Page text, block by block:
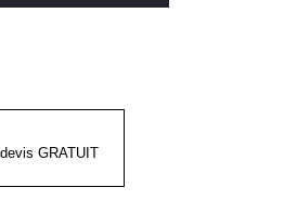
GRATUIT